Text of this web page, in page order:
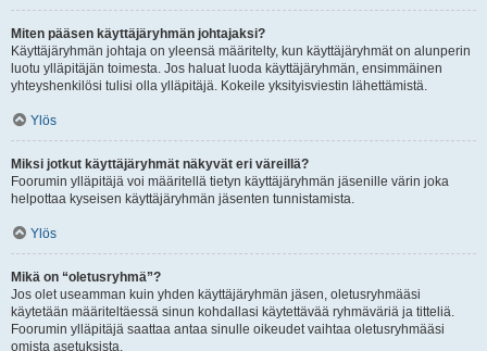
Miten pääsen käyttäjäryhmän johtajaksi?
Käyttäjäryhmän johtaja on yleensä määritelty, kun käyttäjäryhmät on alunperin
luotu ylläpitäjän toimesta. Jos haluat luoda käyttäjäryhmän, ensimmäinen
yhteyshenkilösi tulisi olla ylläpitäjä. Kokeile yksityisviestin lähettämistä.
Ylös
Miksi jotkut käyttäjäryhmät näkyvät eri väreillä?
Foorumin ylläpitäjä voi määritellä tietyn käyttäjäryhmän jäsenille värin joka
helpottaa kyseisen käyttäjäryhmän jäsenten tunnistamista.
Ylös
Mikä on “oletusryhmä”?
Jos olet useamman kuin yhden käyttäjäryhmän jäsen, oletusryhmääsi
käytetään määriteltäessä sinun kohdallasi käytettävää ryhmäväriä ja titteliä.
Foorumin ylläpitäjä saattaa antaa sinulle oikeudet vaihtaa oletusryhmääsi
omista asetuksista.